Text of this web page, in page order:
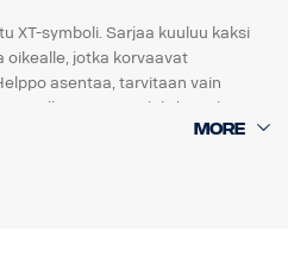
XT-symboli. Sarjaa kuuluu kaksi
oikealle, jotka korvaavat
asentaa, tarvitaan vain
alkuperäiseen johdinsarjaan.
joissa on tehdasasenteiset